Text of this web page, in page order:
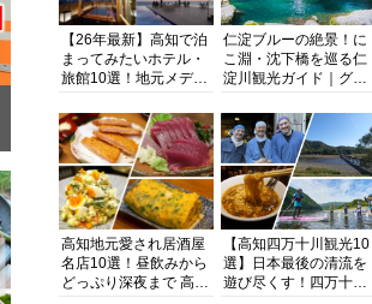
【26年最新】高知で泊
まってみたいホテル・
旅館10選！地元メディ
厳選
仁淀ブルーの絶景！に
こ淵・沈下橋を巡る仁
淀川観光ガイド｜グル
まで完全網羅！
高知地元愛され居酒屋
名店10選！昼飲みから
どっぷり深夜まで 高知
【高知四万十川観光10
選】日本最後の清流を
遊び尽くす！四万十川